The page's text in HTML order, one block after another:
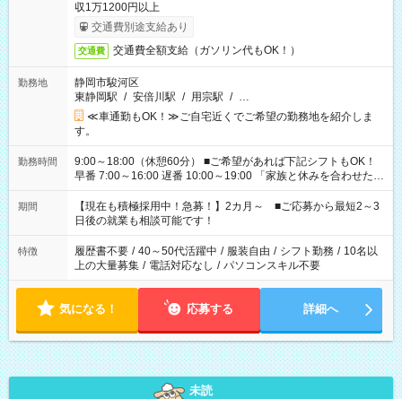
収1万1200円以上
交通費別途支給あり
交通費 交通費全額支給（ガソリン代もOK！）
勤務地
静岡市駿河区
東静岡駅 / 安倍川駅 / 用宗駅 / …
≪車通勤もOK！≫ご自宅近くでご希望の勤務地を紹介しま
す。
勤務時間
9:00～18:00（休憩60分） ■ご希望があれば下記シフトもOK！
早番 7:00～16:00 遅番 10:00～19:00 「家族と休みを合わせた
い」 「余裕を持って夕飯の準備がしたい」 「できれば残業はし
たくない」 など、ご希望を教えてくださいね。 ※Wワーク希望
の方へ 今ご覧のお仕事で希望する勤務時間と、もう1つのお仕事
の勤務時間。 合計で週40時間を超える場合は応募できません。
期間
【現在も積極採用中！急募！】2カ月～ ■ご応募から最短2～3
日後の就業も相談可能です！
特徴 履歴書不要 / 40～50代活躍中 / 服装自由 / シフト勤務 / 10名以
上の大量募集 / 電話対応なし / パソコンスキル不要
気になる！ 応募する 詳細へ
未読